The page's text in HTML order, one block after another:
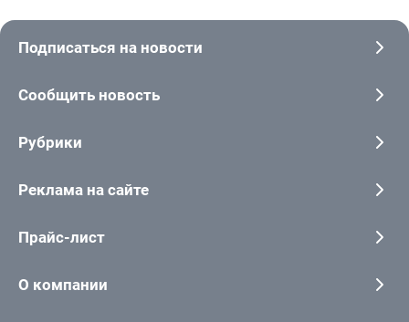
Подписаться на новости
Сообщить новость
Рубрики
Реклама на сайте
Прайс-лист
О компании